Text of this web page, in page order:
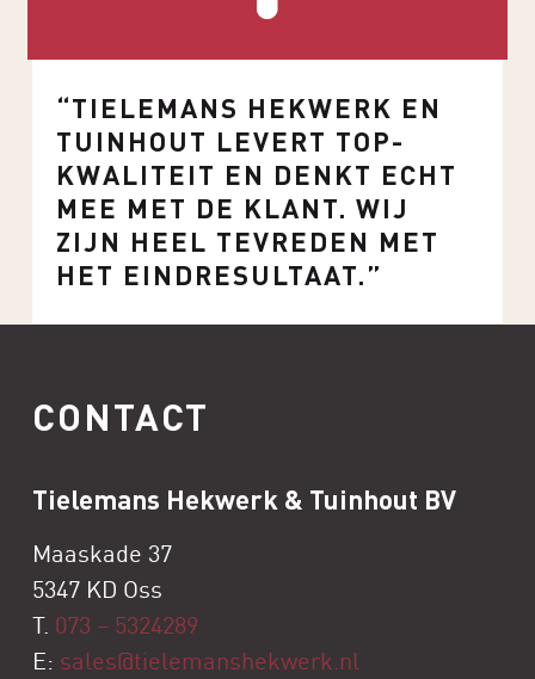
“TIELEMANS HEKWERK EN
TUINHOUT LEVERT TOP-
KWALITEIT EN DENKT ECHT
MEE MET DE KLANT. WIJ
ZIJN HEEL TEVREDEN MET
HET EINDRESULTAAT.”
CONTACT
Tielemans Hekwerk & Tuinhout BV
Maaskade 37
5347 KD Oss
T. 073 – 5324289
E: sales@tielemanshekwerk.nl